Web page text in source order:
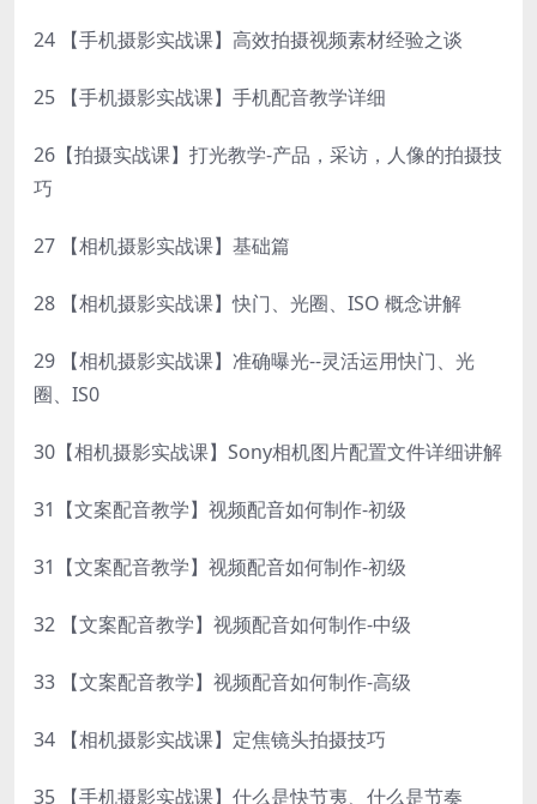
24 【手机摄影实战课】高效拍摄视频素材经验之谈
25 【手机摄影实战课】手机配音教学详细
26【拍摄实战课】打光教学-产品，采访，人像的拍摄技
巧
27 【相机摄影实战课】基础篇
28 【相机摄影实战课】快门、光圈、ISO 概念讲解
29 【相机摄影实战课】准确曝光--灵活运用快门、光
圈、IS0
30【相机摄影实战课】Sony相机图片配置文件详细讲解
31【文案配音教学】视频配音如何制作-初级
31【文案配音教学】视频配音如何制作-初级
32 【文案配音教学】视频配音如何制作-中级
33 【文案配音教学】视频配音如何制作-高级
34 【相机摄影实战课】定焦镜头拍摄技巧
35 【手机摄影实战课】什么是快节夷、什么是节奏